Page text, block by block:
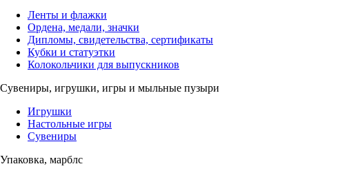
Ленты и флажки
Ордена, медали, значки
Дипломы, свидетельства, сертификаты
Кубки и статуэтки
Колокольчики для выпускников
Сувениры, игрушки, игры и мыльные пузыри
Игрушки
Настольные игры
Сувениры
Упаковка, марблс